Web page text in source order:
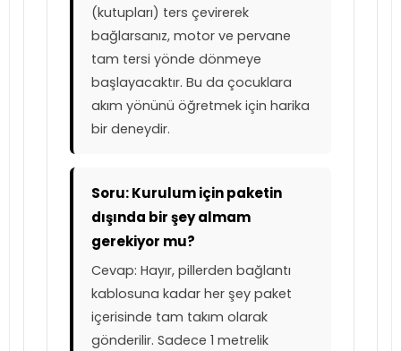
(kutupları) ters çevirerek
bağlarsanız, motor ve pervane
tam tersi yönde dönmeye
başlayacaktır. Bu da çocuklara
akım yönünü öğretmek için harika
bir deneydir.
Soru: Kurulum için paketin
dışında bir şey almam
gerekiyor mu?
Cevap: Hayır, pillerden bağlantı
kablosuna kadar her şey paket
içerisinde tam takım olarak
gönderilir. Sadece 1 metrelik